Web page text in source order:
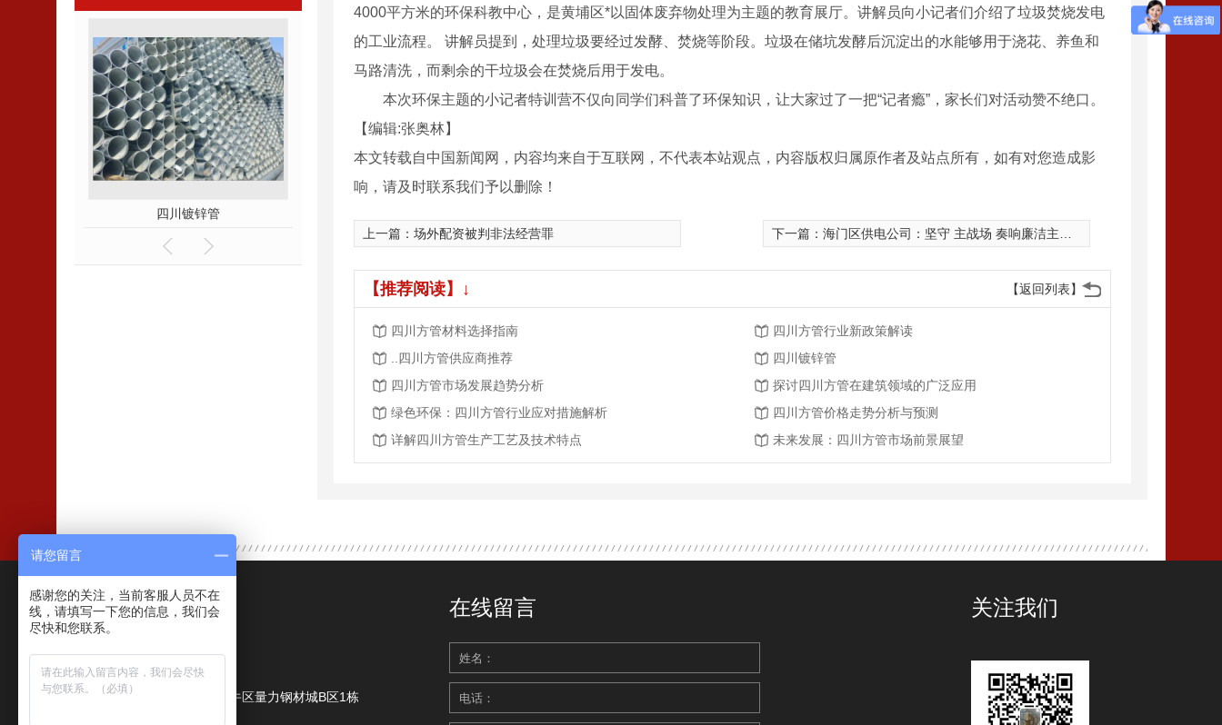
4000平方米的环保科教中心，是黄埔区*以固体废弃物处理为主题的教育展厅。讲解员向小记者们介绍了垃圾焚烧发电
的工业流程。 讲解员提到，处理垃圾要经过发酵、焚烧等阶段。垃圾在储坑发酵后沉淀出的水能够用于浇花、养鱼和
马路清洗，而剩余的干垃圾会在焚烧后用于发电。
本次环保主题的小记者特训营不仅向同学们科普了环保知识，让大家过了一把“记者瘾”，家长们对活动赞不绝口。
【编辑:张奥林】
本文转载自中国新闻网，内容均来自于互联网，不代表本站观点，内容版权归属原作者及站点所有，如有对您造成影
响，请及时联系我们予以删除！
上一篇： 场外配资被判非法经营罪 下一篇： 海门区供电公司：坚守 主战场 奏响廉洁主旋律
【返回列表】
【推荐阅读】↓
四川方管材料选择指南
四川方管行业新政策解读
..四川方管供应商推荐
四川镀锌管
四川方管市场发展趋势分析
探讨四川方管在建筑领域的广泛应用
绿色环保：四川方管行业应对措施解析
四川方管价格走势分析与预测
详解四川方管生产工艺及技术特点
未来发展：四川方管市场前景展望
联系我们
成都鑫力量商贸有限公司
公司地址：
成都市金牛区量力钢材城B区1栋
在线留言 关注我们
请您留言
感谢您的关注，当前客服人员不在
线，请填写一下您的信息，我们会
尽快和您联系。